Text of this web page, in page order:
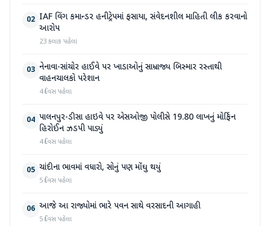
02 IAF વિંગ કમાન્ડર હનીટ્રેપમાં ફસાયા, સંવેદનશીલ માહિતી લીક કરવાનો
આરોપ
23 કલાક પહેલા
03 નેનાવા-સાંચોર હાઈવે પર ખાડાઓનું સામ્રાજ્ય બિસ્માર રસ્તાથી
વાહનચાલકો પરેશાન
4 દિવસ પહેલા
04 પાલનપુર-ડીસા હાઇવે પર એસઓજી પોલીસે 19.80 લાખનું મોર્ફિન
હિરોઈન ઝડપી પાડ્યું
4 દિવસ પહેલા
05 ચાંદીના ભાવમાં વધારો, સોનું પણ મોંઘુ થયું
5 દિવસ પહેલા
06 આજે આ રાજ્યોમાં ભારે પવન સાથે વરસાદની આગાહી
5 દિવસ પહેલા